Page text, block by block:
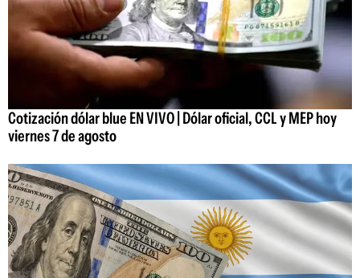
Cotización dólar blue EN VIVO | Dólar oficial, CCL y MEP hoy
viernes 7 de agosto